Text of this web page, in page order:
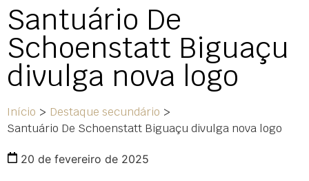
Santuário De
Schoenstatt Biguaçu
divulga nova logo
Início > Destaque secundário >
Santuário De Schoenstatt Biguaçu divulga nova logo
20 de fevereiro de 2025